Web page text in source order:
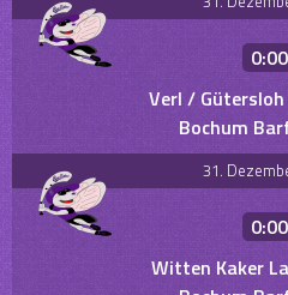
0:00
Verl / Gütersloh
Bochum
31.
0:00
Witten Kaker